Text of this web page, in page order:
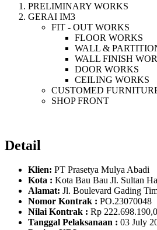
PRELIMINARY WORKS
GERAI IM3
FIT - OUT WORKS
FLOOR WORKS
WALL &
WALL FINISH
DOOR WORKS
CEILING WORKS
CUSTOMED
SHOP FRONT
Detail
Klien: PT Prasetya Mulya Abadi
Kota : Kota Bau Bau Jl. Sultan
Alamat: Jl. Boulevard Gading
Nomor Kontrak : PO.23070048
Nilai Kontrak : Rp
Tanggal Pelaksanaan : 03 July